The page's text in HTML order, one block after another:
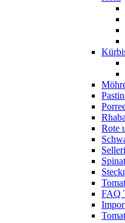
Rote
Spinat
FAQ